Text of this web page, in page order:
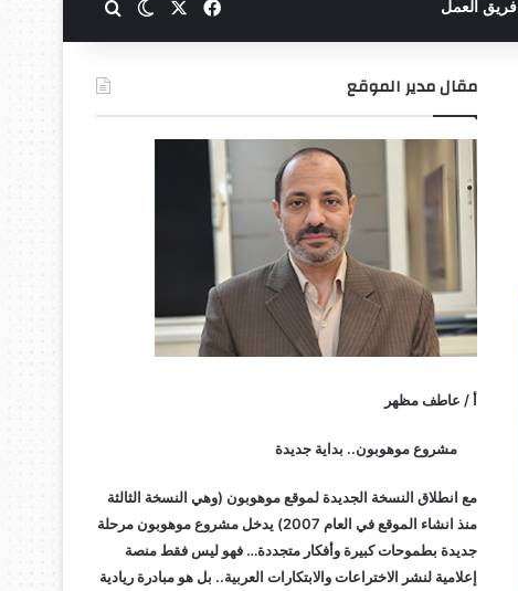
فريق العمل فيسبوك الوضع المظلم
مقال مدير الموقع
أ / عاطف مظهر
مشروع موهوبون.. بداية جديدة
مع انطلاق النسخة الجديدة لموقع موهوبون (وهي النسخة الثالثة
منذ انشاء الموقع في العام 2007) يدخل مشروع موهوبون مرحلة
جديدة بطموحات كبيرة وأفكار متجددة… فهو ليس فقط منصة
إعلامية لنشر الاختراعات والابتكارات العربية.. بل هو مبادرة ريادية